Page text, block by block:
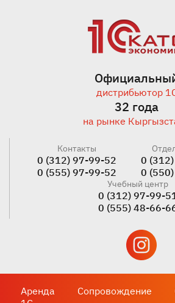
дистрибьютор
32 года
на рынке
Контакты
0 (312) 97-99-52
0 (555) 97-99-52
0
0
Учебный центр
0 (312) 97-99-
0 (555) 48-66-
Аренда
Сопровождение